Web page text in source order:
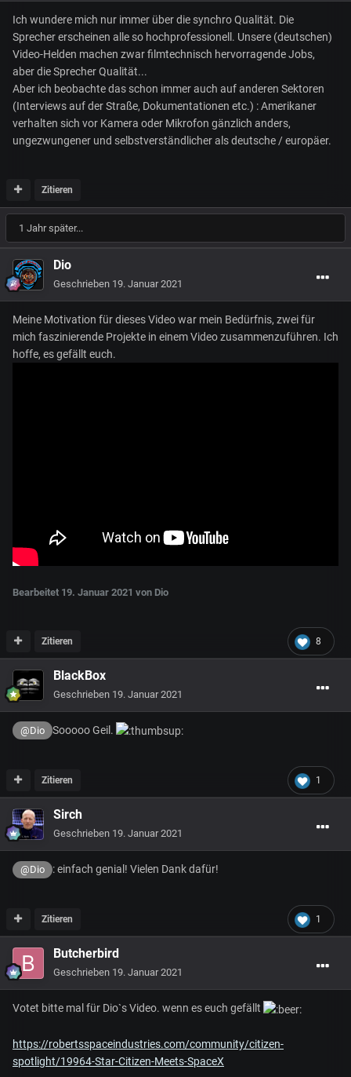
Ich wundere mich nur immer über die synchro Qualität. Die
Sprecher erscheinen alle so hochprofessionell. Unsere (deutschen)
Video-Helden machen zwar filmtechnisch hervorragende Jobs,
aber die Sprecher Qualität...
Aber ich beobachte das schon immer auch auf anderen Sektoren
(Interviews auf der Straße, Dokumentationen etc.) : Amerikaner
verhalten sich vor Kamera oder Mikrofon gänzlich anders,
ungezwungener und selbstverständlicher als deutsche / europäer.
Zitieren
1 Jahr später...
Dio
Geschrieben 19. Januar 2021
Meine Motivation für dieses Video war mein Bedürfnis, zwei für
mich faszinierende Projekte in einem Video zusammenzuführen. Ich
hoffe, es gefällt euch.
Bearbeitet 19. Januar 2021 von Dio
8
Zitieren
BlackBox
Geschrieben 19. Januar 2021
@Dio Sooooo Geil.
1
Zitieren
Sirch
Geschrieben 19. Januar 2021
@Dio : einfach genial! Vielen Dank dafür!
1
Zitieren
Butcherbird
Geschrieben 19. Januar 2021
Votet bitte mal für Dio`s Video. wenn es euch gefällt
https://robertsspaceindustries.com/community/citizen-
spotlight/19964-Star-Citizen-Meets-SpaceX